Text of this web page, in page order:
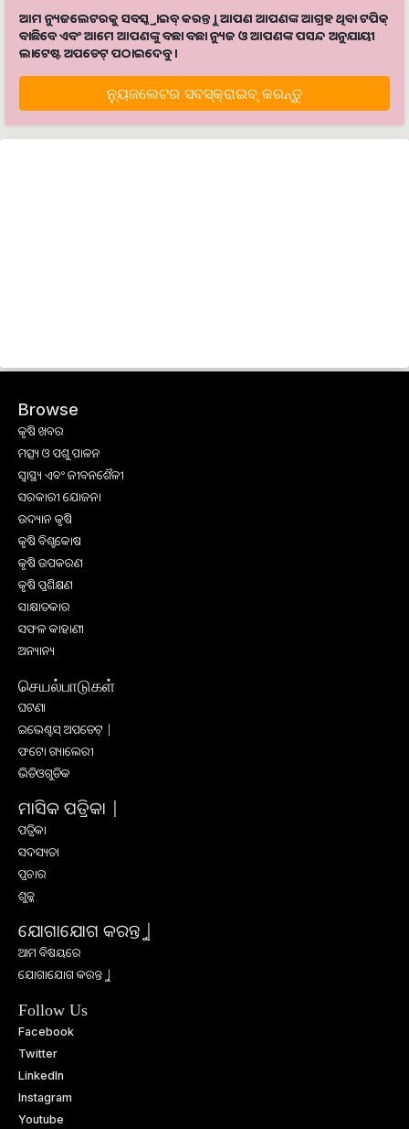
ଆମ ନ୍ୟୁଜଲେଟରକୁ ସବସ୍କ୍ରାଇବ୍ କରନ୍ତୁ । ଆପଣ ଆପଣଙ୍କ ଆଗ୍ରହ ଥିବା ଟପିକ୍‌
ବାଛିବେ ଏବଂ ଆମେ ଆପଣଙ୍କୁ ବଛା ବଛା ନ୍ୟୁଜ ଓ ଆପଣଙ୍କ ପସନ୍ଦ ଅନୁଯାୟୀ
ଲାଟେଷ୍ଟ ଅପଡେଟ୍‌ ପଠାଇଦେବୁ ।
ନ୍ୟୁଜଲେଟର ସବସ୍କ୍ରାଇବ୍‌ କରନ୍ତୁ
Browse
କୃଷି ଖବର
ମତ୍ସ୍ୟ ଓ ପଶୁ ପାଳନ
ସ୍ୱାସ୍ଥ୍ୟ ଏବଂ ଜୀବନଶୈଳୀ
ସରକାରୀ ଯୋଜନା
ଉଦ୍ୟାନ କୃଷି
କୃଷି ବିଶ୍ବକୋଷ
କୃଷି ଉପକରଣ
କୃଷି ପ୍ରଶିକ୍ଷଣ
ସାକ୍ଷାତକାର
ସଫଳ କାହାଣୀ
ଅନ୍ୟାନ୍ୟ
செயல்பாடுகள்
ଘଟଣା
ଇଭେଣ୍ଟସ୍ ଅପଡେଟ୍ |
ଫଟୋ ଗ୍ୟାଲେରୀ
ଭିଡିଓଗୁଡିକ
ମାସିକ ପତ୍ରିକା |
ପତ୍ରିକା
ସଦସ୍ୟତା
ପ୍ରଚାର
ଶୁଳ୍କ
ଯୋଗାଯୋଗ କରନ୍ତୁ |
ଆମ ବିଷୟରେ
ଯୋଗାଯୋଗ କରନ୍ତୁ |
Follow Us
Facebook
Twitter
LinkedIn
Instagram
Youtube